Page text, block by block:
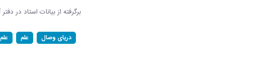
برگرفته از بیانات استاد در دفتر
دریای وصال علم